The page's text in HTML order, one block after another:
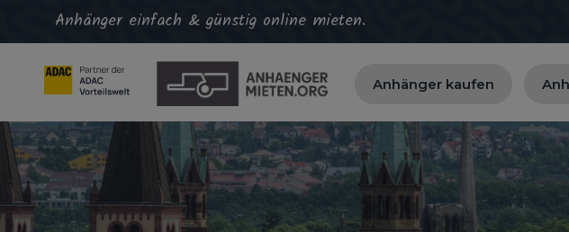
Anhänger einfach & günstig online mieten.
Anhänger kaufen